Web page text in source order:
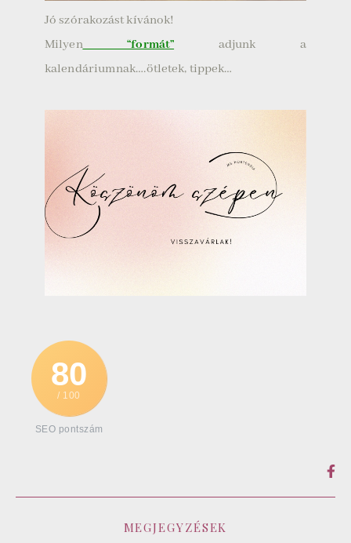
Jó szórakozást kívánok!
Milyen“formát” adjunk a
kalendáriumnak….ötletek, tippek…
80
/ 100
SEO pontszám
MEGJEGYZÉSEK